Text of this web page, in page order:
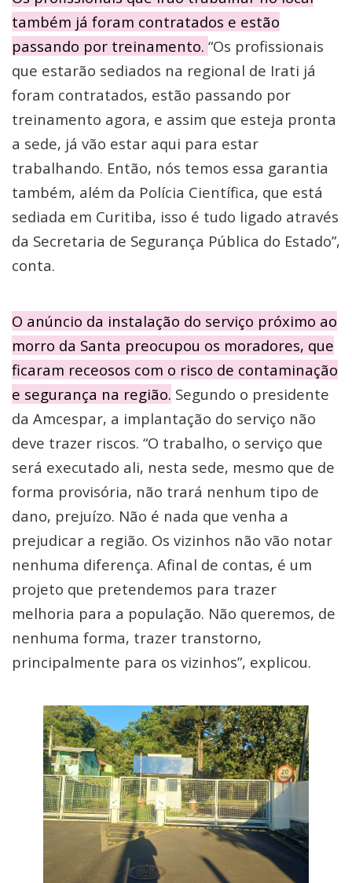
também já foram contratados e estão
passando por treinamento. “Os profissionais
que estarão sediados na regional de Irati já
foram contratados, estão passando por
treinamento agora, e assim que esteja pronta
a sede, já vão estar aqui para estar
trabalhando. Então, nós temos essa garantia
também, além da Polícia Científica, que está
sediada em Curitiba, isso é tudo ligado através
da Secretaria de Segurança Pública do Estado”,
conta.
O anúncio da instalação do serviço próximo ao
morro da Santa preocupou os moradores, que
ficaram receosos com o risco de contaminação
e segurança na região. Segundo o presidente
da Amcespar, a implantação do serviço não
deve trazer riscos. “O trabalho, o serviço que
será executado ali, nesta sede, mesmo que de
forma provisória, não trará nenhum tipo de
dano, prejuízo. Não é nada que venha a
prejudicar a região. Os vizinhos não vão notar
nenhuma diferença. Afinal de contas, é um
projeto que pretendemos para trazer
melhoria para a população. Não queremos, de
nenhuma forma, trazer transtorno,
principalmente para os vizinhos”, explicou.